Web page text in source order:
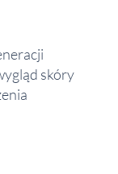
skóry